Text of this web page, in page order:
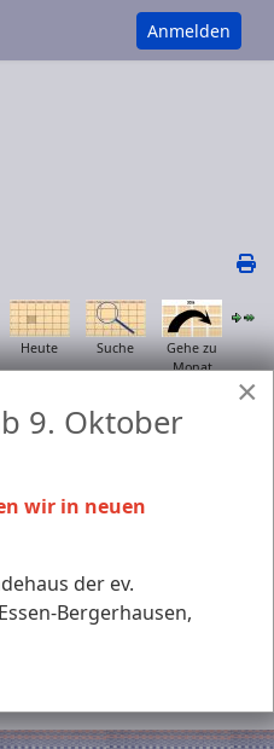
Anmelden
Heute Suche
Gehe zu
Monat
×
9. Oktober
wir in neuen
der ev.
Bergerhausen,